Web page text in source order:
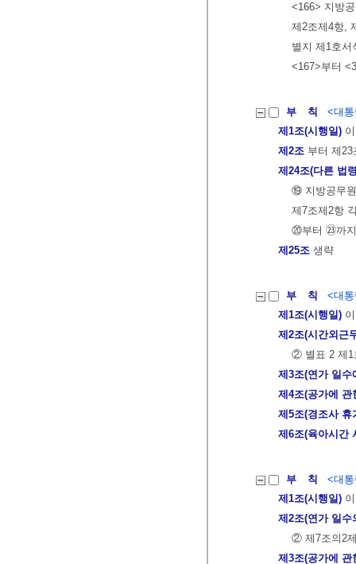
<166> 지방
제2조제4항,
별지 제1호서
<167>부터
부 칙
<대
제1조(시행일)
제2조 부터 제
제24조(다른 법
⑲ 지방공무
제7조제2항
⑳부터 ㉓까
제25조 생략
부 칙
<대
제1조(시행일)
제2조(시간외근
② 별표 2 제1
제3조(연가 일수
제4조(공가에 관
제5조(경조사 휴
제6조(육아시간
부 칙
<대
제1조(시행일)
제2조(연가 일수
② 제7조의2
제3조(공가에 관